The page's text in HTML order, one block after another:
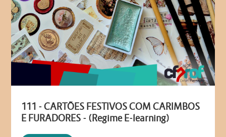
111 - CARTÕES FESTIVOS COM CARIMBOS
E FURADORES - (Regime E-learning)